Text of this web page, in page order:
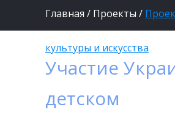
Главная / Проекты /
культуры и искусства
Участие
детском